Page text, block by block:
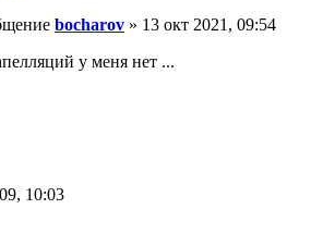
bocharov » 13 окт 2021, 09:54
у меня нет ...
10:03